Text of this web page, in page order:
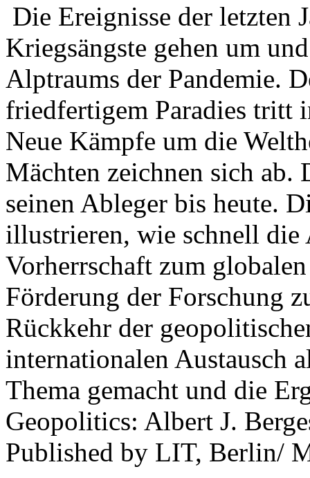
Die Ereignisse der letzten
Kriegsängste gehen um
Alptraums der Pandemie.
friedfertigem Paradies tritt
Neue Kämpfe um die
Mächten zeichnen sich
seinen Ableger bis heute.
illustrieren, wie schnell die
Vorherrschaft zum
Förderung der Forschung
Rückkehr der
internationalen Austausch
Thema gemacht und die
Geopolitics: Albert J.
Published by LIT, Berlin/